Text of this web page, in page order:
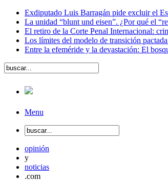
Exdiputado Luis Barragán pide excluir el
La unidad “blunt und eisen”. ¿Por qué el
El retiro de la Corte Penal Internacional:
Los límites del modelo de transición
Entre la efeméride y la devastación: El
Menu
opinión
y
noticias
.com